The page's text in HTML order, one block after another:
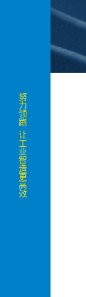
努力领跑 让工业智造更高效